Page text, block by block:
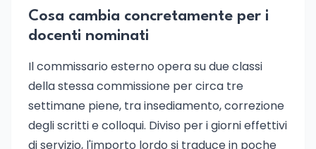
Cosa cambia concretamente per i
docenti nominati
Il commissario esterno opera su due classi
della stessa commissione per circa tre
settimane piene, tra insediamento, correzione
degli scritti e colloqui. Diviso per i giorni effettivi
di servizio, l'importo lordo si traduce in poche